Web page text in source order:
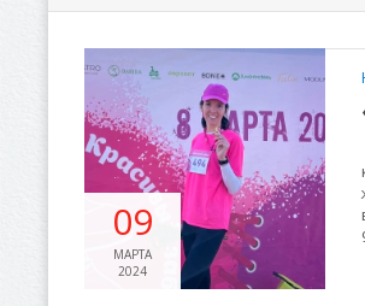
09
МАРТА
2024